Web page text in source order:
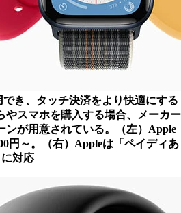
き、タッチ決済をより快適にする
やスマホを購入する場合、メーカー
ンが用意されている。（左）Apple
円～。（右）Appleは「ペイディあ
対応